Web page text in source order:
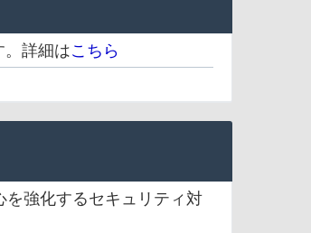
詳細はこちら
強化するセキュリティ対